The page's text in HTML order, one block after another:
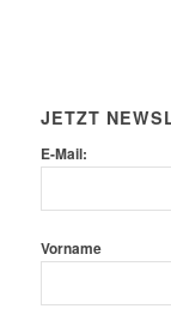
JETZT
E-Mail:
Vorname